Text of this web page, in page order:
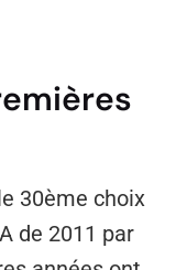
30ème choix
de 2011 par